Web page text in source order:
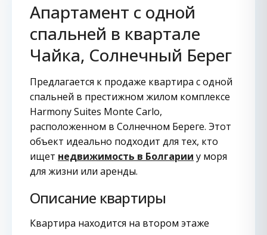
Апартамент с одной
спальней в квартале
Чайка, Солнечный Берег
Предлагается к продаже квартира с одной
спальней в престижном жилом комплексе
Harmony Suites Monte Carlo,
расположенном в Солнечном Береге. Этот
объект идеально подходит для тех, кто
ищет недвижимость в Болгарии у моря
для жизни или аренды.
Описание квартиры
Квартира находится на втором этаже